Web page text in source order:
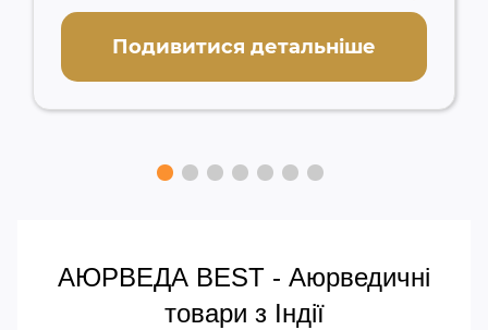
Подивитися детальніше
АЮРВЕДА BEST - Аюрведичні
товари з Індії